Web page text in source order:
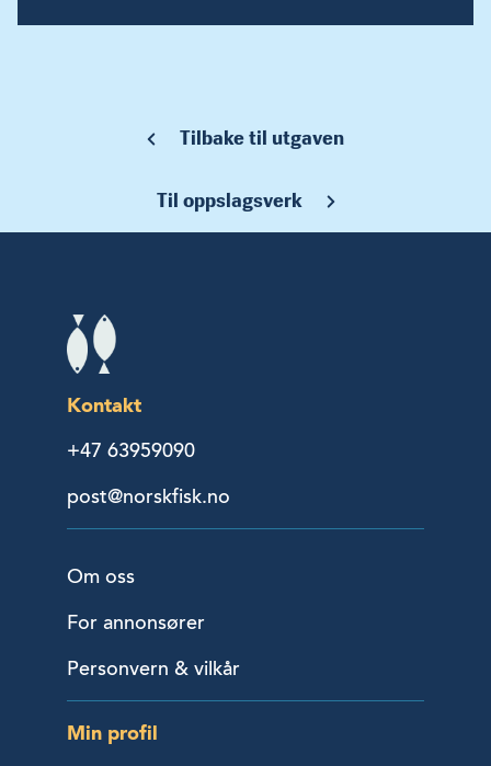
Tilbake til utgaven
Til oppslagsverk
Kontakt
+47 63959090
post@norskfisk.no
Om oss
For annonsører
Personvern & vilkår
Min profil